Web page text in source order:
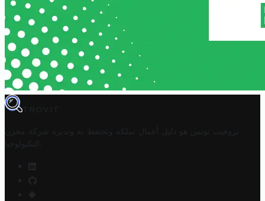
TROVIT
تروفيت تونس هو دليل أعمال تملكه وتحتفظ به وتديره
شركة مخزن
التكنولوجيا